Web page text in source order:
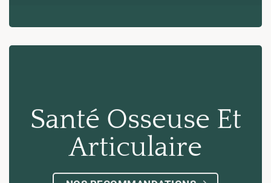
Santé Osseuse Et
Articulaire